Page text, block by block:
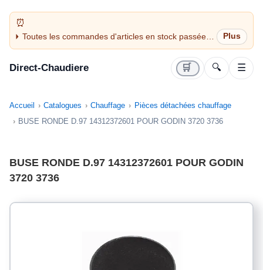
Toutes les commandes d'articles en stock passées
avant 14H sont expédiées le jour même (jours
Direct-Chaudiere 🛒 🔍 ☰
Accueil Catalogues Chauffage
Pièces détachées chauffage
BUSE RONDE D.97 14312372601 POUR GODIN 3720 3736
BUSE RONDE D.97 14312372601 POUR GODIN
3720 3736